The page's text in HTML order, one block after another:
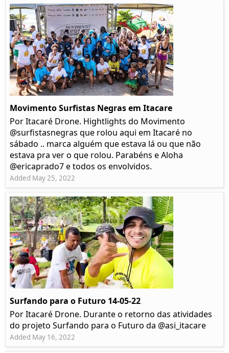
Movimento Surfistas Negras em Itacare
Por Itacaré Drone. Hightlights do Movimento
@surfistasnegras que rolou aqui em Itacaré no
sábado .. marca alguém que estava lá ou que não
estava pra ver o que rolou. Parabéns e Aloha
@ericaprado7 e todos os envolvidos.
Added May 25, 2022
Surfando para o Futuro 14-05-22
Por Itacaré Drone. Durante o retorno das atividades
do projeto Surfando para o Futuro da @asi_itacare
Added May 16, 2022